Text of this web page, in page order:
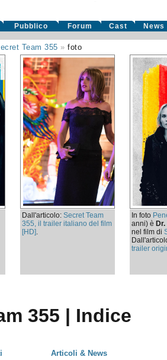
Pubblico Forum Cast News
Team 355 »foto
Dall'articolo: Secret Team
355, il trailer italiano del film
[HD].
In foto
anni) è
nel film di
trailer
355 | Indice
Articoli & News